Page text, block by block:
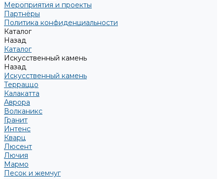
Мероприятия и проекты
Партнёры
Политика конфиденциальности
Каталог
Назад
Каталог
Искусственный камень
Назад
Искусственный камень
Терраццо
Калакатта
Аврора
Волканикс
Гранит
Интенс
Кварц
Люсент
Лючия
Мармо
Песок и жемчуг